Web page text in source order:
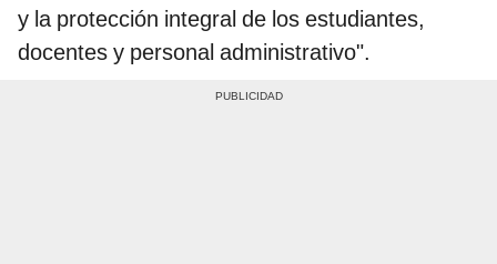
y la protección integral de los estudiantes,
docentes y personal administrativo".